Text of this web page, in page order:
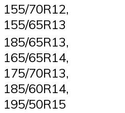
155/70R12,
155/65R13
185/65R13,
165/65R14,
175/70R13,
185/60R14,
195/50R15